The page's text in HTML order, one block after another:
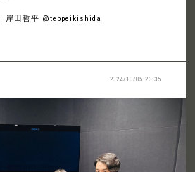
岸田哲平 @teppeikishida
2024/10/05 23:35